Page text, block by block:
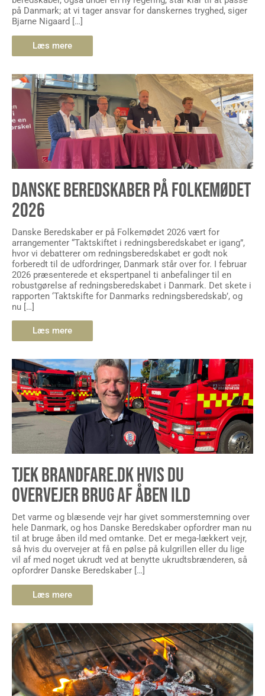
på Danmark; at vi tager ansvar for danskernes tryghed, siger
Bjarne Nigaard […]
Læs mere
DANSKE BEREDSKABER PÅ FOLKEMØDET
2026
Danske Beredskaber er på Folkemødet 2026 vært for
arrangementer “Taktskiftet i redningsberedskabet er igang”,
hvor vi debatterer om redningsberedskabet er godt nok
forberedt til de udfordringer, Danmark står over for. I februar
2026 præsenterede et ekspertpanel ti anbefalinger til en
robustgørelse af redningsberedskabet i Danmark. Det skete i
rapporten ‘Taktskifte for Danmarks redningsberedskab’, og
nu […]
Læs mere
TJEK BRANDFARE.DK HVIS DU
OVERVEJER BRUG AF ÅBEN ILD
Det varme og blæsende vejr har givet sommerstemning over
hele Danmark, og hos Danske Beredskaber opfordrer man nu
til at bruge åben ild med omtanke. Det er mega-lækkert vejr,
så hvis du overvejer at få en pølse på kulgrillen eller du lige
vil af med noget ukrudt ved at benytte ukrudtsbrænderen, så
opfordrer Danske Beredskaber […]
Læs mere